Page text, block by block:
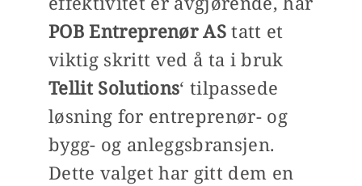
POB Entreprenør AS tatt et
viktig skritt ved å ta i bruk
Tellit Solutions‘ tilpassede
løsning for entreprenør- og
bygg- og anleggsbransjen.
Dette valget har gitt dem en